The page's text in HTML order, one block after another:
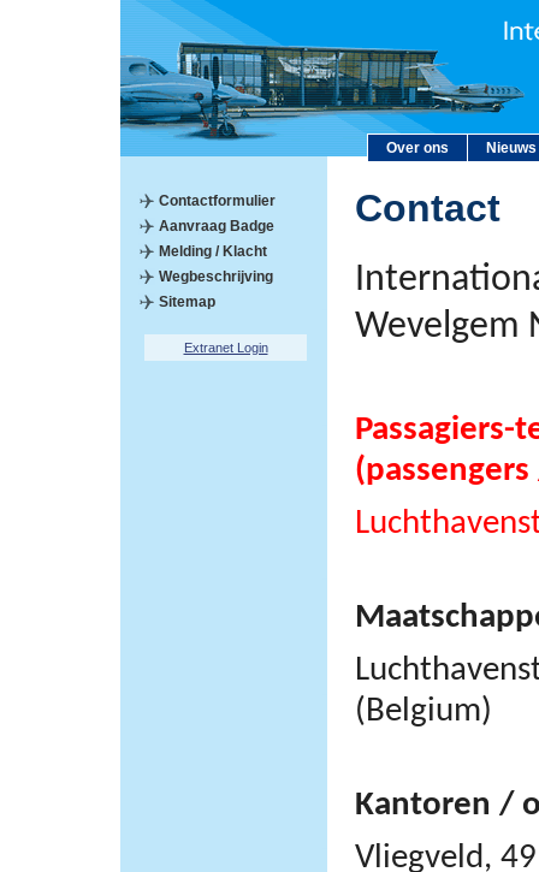
Over ons Nieuws
Contactformulier
Aanvraag Badge
Melding / Klacht
Wegbeschrijving
Sitemap
Extranet Login
Contact
Wevelgem
Passagiers-
(Belgium)
Kantoren /
Vliegveld,